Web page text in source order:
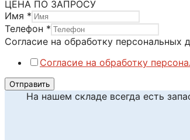
ЦЕНА ПО ЗАПРОСУ
Имя *
Телефон *
на
Согласие
Согласие на обработку персональных
Согласие на обработку
Отправить
На нашем складе всегда есть